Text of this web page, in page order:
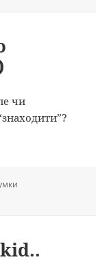
чи
про додатки
знайомств)